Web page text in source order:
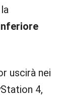
uscirà nei
4,